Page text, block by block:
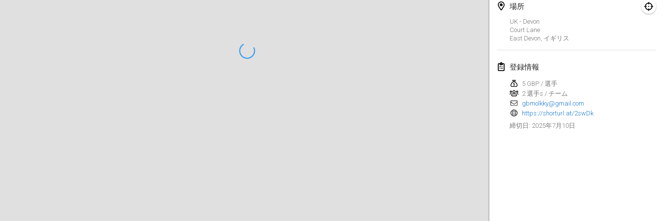
場所
UK - Devon
Court Lane
East Devon イギリス
登録情報
5 GBP / 選手
2 選手s / チーム
gbmolkky@gmail.com
https://shorturl.at/2swDk
締切日 : 2025年7月10日
2025年2月
US Mölkky Winter
2025年2月7日
Open des vendanges tardives
2025年2月8日|
Indoor de la CASAS